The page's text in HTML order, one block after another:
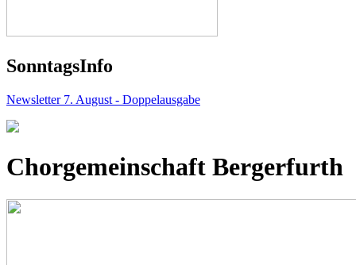
SonntagsInfo
Newsletter 7. August - Doppelausgabe
Chorgemeinschaft Bergerfurth